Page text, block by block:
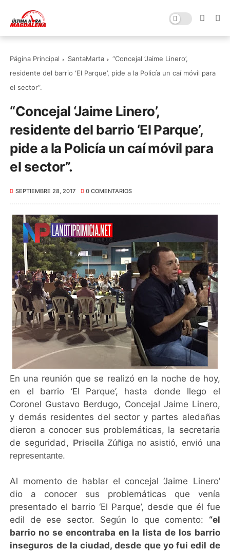
Página Principal SantaMarta
“Concejal ‘Jaime Linero’,
residente del barrio ‘El Parque’, pide a la Policía un caí móvil para
el sector”.
“Concejal ‘Jaime Linero’,
residente del barrio ‘El Parque’,
pide a la Policía un caí móvil para
el sector”.
SEPTIEMBRE 28, 2017 0 COMENTARIOS
En una reunión que se realizó en la noche de hoy,
en el barrio ‘El Parque’, hasta donde llego el
Coronel Gustavo Berdugo, Concejal Jaime Linero,
y demás residentes del sector y partes aledañas
dieron a conocer sus problemáticas, la secretaria
de seguridad, PriscilaZúñiga no asistió, envió una
representante.
Al momento de hablar el concejal ‘Jaime Linero’
dio a conocer sus problemáticas que venía
presentado el barrio ‘El Parque’, desde que él fue
edil de ese sector. Según lo que comento: “el
barrio no se encontraba en la lista de los barrio
inseguros de la ciudad, desde que yo fui edil de